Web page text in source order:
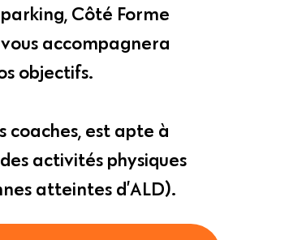
Côté Forme
accompagnera
objectifs.
est apte à
activités physiques
atteintes d’ALD).